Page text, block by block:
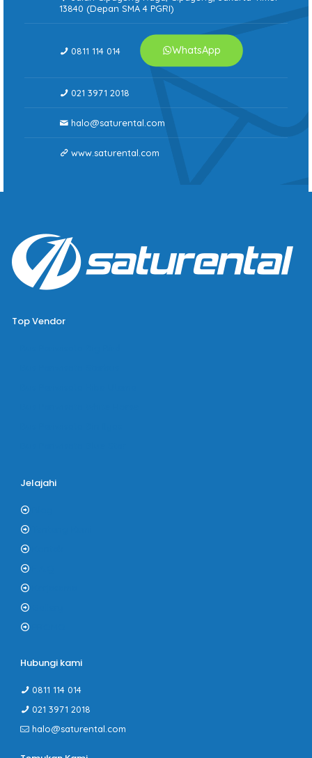
13840 (Depan SMA 4 PGRI)
0811 114 014 WhatsApp
021 3971 2018
halo@saturental.com
www.saturental.com
Top Vendor
Jelajahi
Hubungi kami
0811 114 014
021 3971 2018
halo@saturental.com